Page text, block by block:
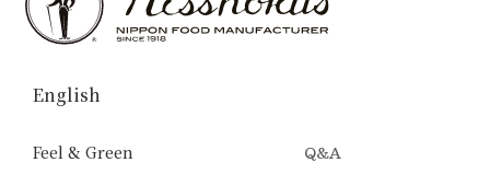
English
Feel & Green
Q&A